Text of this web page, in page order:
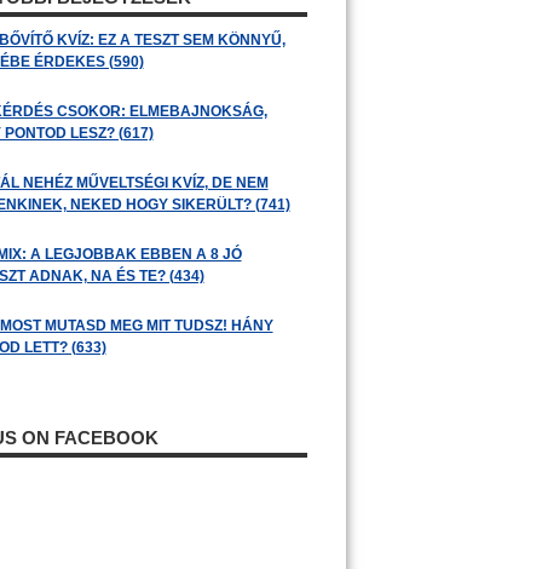
KVÍZ: EZ A TESZT SEM KÖNNYŰ,
ÉRDEKES (590)
CSOKOR: ELMEBAJNOKSÁG,
PONTOD LESZ? (617)
NEHÉZ MŰVELTSÉGI KVÍZ, DE NEM
NEKED HOGY SIKERÜLT? (741)
A LEGJOBBAK EBBEN A 8 JÓ
ADNAK, NA ÉS TE? (434)
MUTASD MEG MIT TUDSZ! HÁNY
LETT? (633)
ON FACEBOOK